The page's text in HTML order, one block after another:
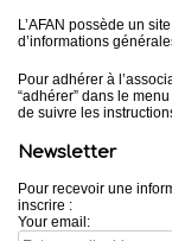
L’AFAN possède un
d’informations
Pour adhérer à
“adhérer” dans le
de suivre les
Newsletter
Pour recevoir une
inscrire :
Your email: